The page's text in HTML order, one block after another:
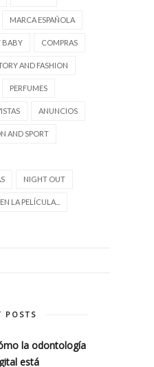
MARCA ESPAÑOLA
BABY COMPRAS
AND FASHION
PERFUMES
ANUNCIOS
AND SPORT
NIGHT OUT
LA PELÍCULA...
POSTS
la odontología
está